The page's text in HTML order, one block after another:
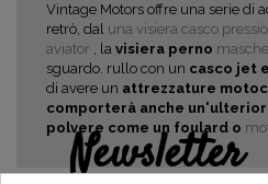
Vintage Motors offre una serie di
retrò, dal una visiera casco
aviator , la visiera perno
sguardo. rullo con un casco jet
di avere un attrezzature
comporterà anche
polvere come un foulard o
Newsletter